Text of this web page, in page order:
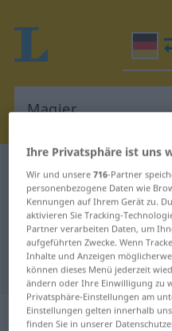
Deutsch-Spanisch
Deutsch-
"Magier"
"Magier"
„Magier“:
Ihre Privatsphäre ist uns
Wir und unsere716-Partner
personenbezogene Daten wie
Kennungen auf Ihrem Gerät zu.
aktivieren Sie Tracking-
Partner verarbeiten Daten, um
aufgeführten Zwecke. Wenn
Inhalte und Anzeigen
können dieses Menü jederzeit
ändern oder Ihre Einwilligung zu
Privatsphäre-Einstellungen am
Einstellungen gelten innerhalb
finden Sie in unserer